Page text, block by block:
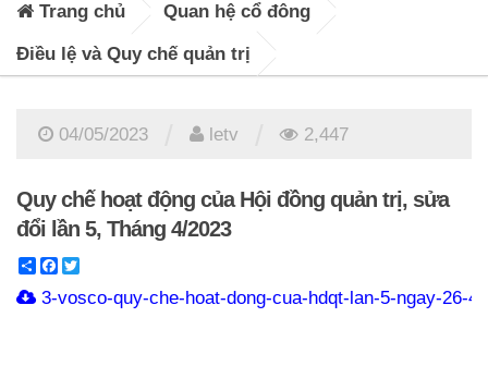
Trang chủ Quan hệ cổ đông
Điều lệ và Quy chế quản trị
04/05/2023 letv 2,447
Quy chế hoạt động của Hội đồng quản trị, sửa
đổi lần 5, Tháng 4/2023
ShareFacebook
3-vosco-quy-che-hoat-dong-cua-hdqt-lan-5-ngay-26-